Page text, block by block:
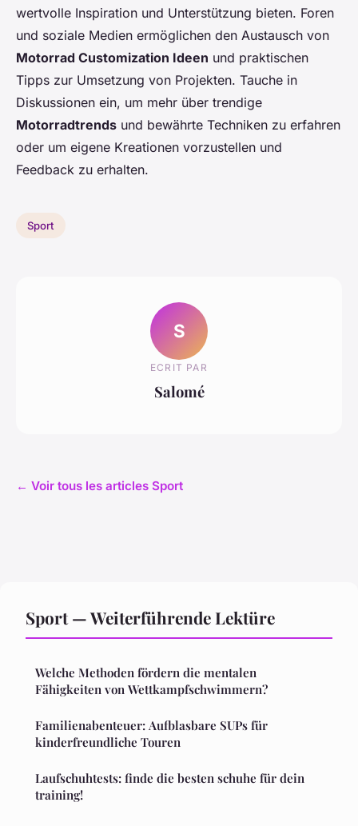
wertvolle Inspiration und Unterstützung bieten. Foren
und soziale Medien ermöglichen den Austausch von
Motorrad Customization Ideen und praktischen
Tipps zur Umsetzung von Projekten. Tauche in
Diskussionen ein, um mehr über trendige
Motorradtrends und bewährte Techniken zu erfahren
oder um eigene Kreationen vorzustellen und
Feedback zu erhalten.
Sport
S
ECRIT PAR
Salomé
← Voir tous les articles Sport
Sport — Weiterführende Lektüre
Welche Methoden fördern die mentalen
Fähigkeiten von Wettkampfschwimmern?
Familienabenteuer: Aufblasbare SUPs für
kinderfreundliche Touren
Laufschuhtests: finde die besten schuhe für dein
training!